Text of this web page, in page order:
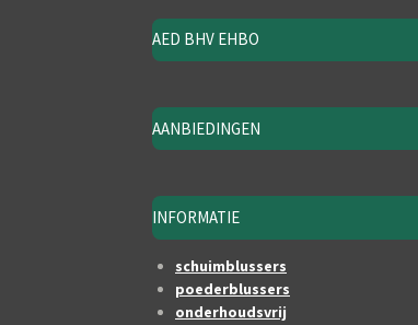
AED BHV EHBO
AANBIEDINGEN
INFORMATIE
schuimblussers
poederblussers
onderhoudsvrij